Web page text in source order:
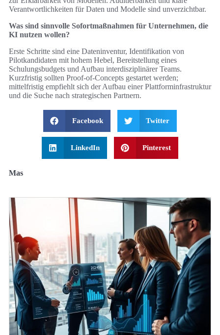
Verantwortlichkeiten für Daten und Modelle sind unverzichtbar.
Was sind sinnvolle Sofortmaßnahmen für Unternehmen, die
KI nutzen wollen?
Erste Schritte sind eine Dateninventur, Identifikation von
Pilotkandidaten mit hohem Hebel, Bereitstellung eines
Schulungsbudgets und Aufbau interdisziplinärer Teams.
Kurzfristig sollten Proof-of-Concepts gestartet werden;
mittelfristig empfiehlt sich der Aufbau einer Plattforminfrastruktur
und die Suche nach strategischen Partnern.
Facebook Twitter
LinkedIn Pinterest
Mas